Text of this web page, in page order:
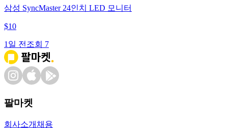
삼성 SyncMaster 24인치 LED 모니터
$10
1일 전 조회 7
팔마켓
회사소개 채용